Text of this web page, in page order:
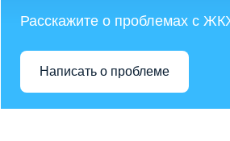
Расскажите о проблемах с
Написать о проблеме